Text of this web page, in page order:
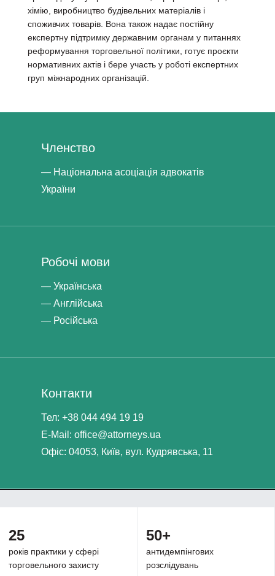
хімію, виробництво будівельних матеріалів і
споживчих товарів. Вона також надає постійну
експертну підтримку державним органам у питаннях
реформування торговельної політики, готує проєкти
нормативних актів і бере участь у роботі експертних
груп міжнародних організацій.
Членство
Національна асоціація адвокатів
України
Робочі мови
Українська
Англійська
Російська
Контакти
Тел: +38 044 494 19 19
E-Mail: office@attorneys.ua
Офіс: 04053, Київ, вул. Кудрявська, 11
25
років практики у сфері
торговельного захисту
50+
антидемпінгових
розслідувань